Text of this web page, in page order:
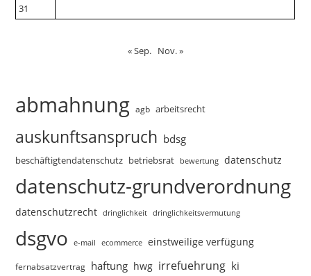
31
« Sep. Nov. »
abmahnung agb arbeitsrecht
auskunftsanspruch bdsg
beschäftigtendatenschutz betriebsrat bewertung datenschutz
datenschutz-grundverordnung
datenschutzrecht dringlichkeit dringlichkeitsvermutung
dsgvo e-mail ecommerce einstweilige verfügung
fernabsatzvertrag haftung hwg irrefuehrung ki